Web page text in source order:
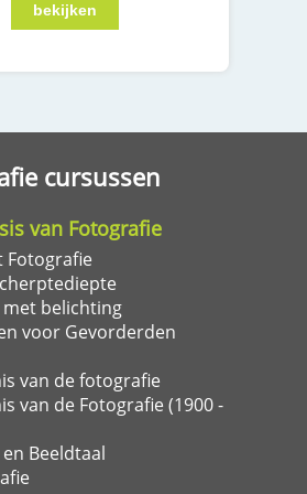
cursussen
van Fotografie
Fotografie
met belichting
voor Gevorderden
van de fotografie
van de Fotografie (1900 -
Beeldtaal